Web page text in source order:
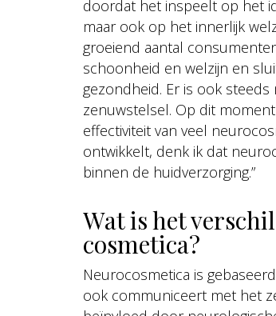
doordat het inspeelt op het
maar ook op het innerlijk
groeiend aantal
schoonheid en welzijn en
gezondheid. Er is ook
zenuwstelsel. Op dit
effectiviteit van veel
ontwikkelt, denk ik dat
binnen de huidverzorging.”
Wat is het
cosmetica?
Neurocosmetica is
ook communiceert met het